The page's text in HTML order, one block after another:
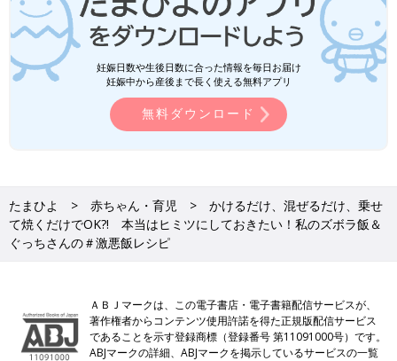
妊娠日数や生後日数に合った情報を毎日お届け
妊娠中から産後まで長く使える無料アプリ
無料ダウンロード
たまひよ 赤ちゃん・育児
かけるだけ、混ぜるだけ、乗せ
て焼くだけでOK?! 本当はヒミツにしておきたい！私のズボラ飯＆
ぐっちさんの＃激悪飯レシピ
ＡＢＪマークは、この電子書店・電子書籍配信サービスが、
著作権者からコンテンツ使用許諾を得た正規版配信サービス
であることを示す登録商標（登録番号 第11091000号）です。
ABJマークの詳細、ABJマークを掲示しているサービスの一覧